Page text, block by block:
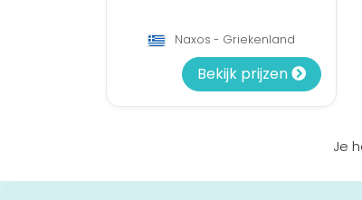
Naxos - Griekenland
Bekijk prijzen
Je